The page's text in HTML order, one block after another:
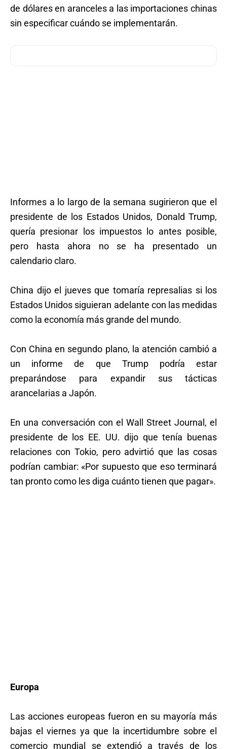
de dólares en aranceles a las importaciones chinas
sin especificar cuándo se implementarán.
Informes a lo largo de la semana sugirieron que el
presidente de los Estados Unidos, Donald Trump,
quería presionar los impuestos lo antes posible,
pero hasta ahora no se ha presentado un
calendario claro.
China dijo el jueves que tomaría represalias si los
Estados Unidos siguieran adelante con las medidas
como la economía más grande del mundo.
Con China en segundo plano, la atención cambió a
un informe de que Trump podría estar
preparándose para expandir sus tácticas
arancelarias a Japón.
En una conversación con el Wall Street Journal, el
presidente de los EE. UU. dijo que tenía buenas
relaciones con Tokio, pero advirtió que las cosas
podrían cambiar: «Por supuesto que eso terminará
tan pronto como les diga cuánto tienen que pagar».
Europa
Las acciones europeas fueron en su mayoría más
bajas el viernes ya que la incertidumbre sobre el
comercio mundial se extendió a través de los